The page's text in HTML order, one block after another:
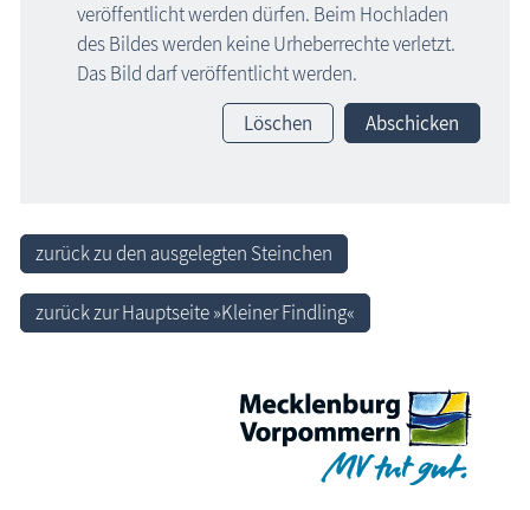
veröffentlicht werden dürfen. Beim Hochladen
des Bildes werden keine Urheberrechte verletzt.
Das Bild darf veröffentlicht werden.
Löschen
Abschicken
zurück zu den ausgelegten Steinchen
zurück zur Hauptseite »Kleiner Findling«